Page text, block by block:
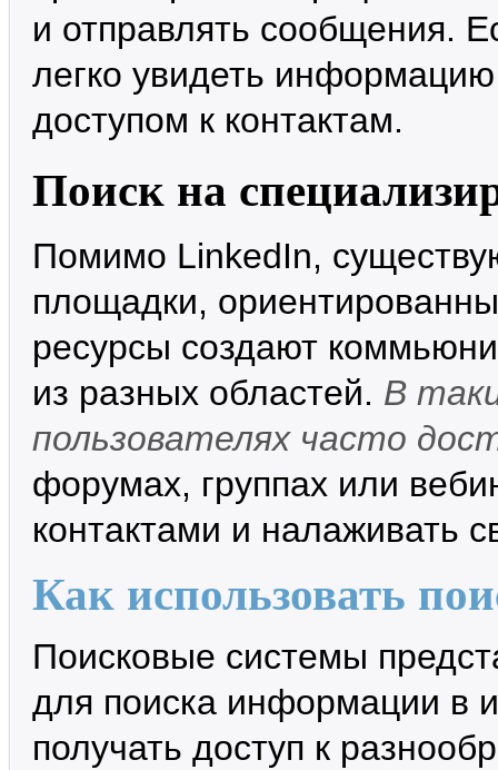
и отправлять сообщения.
легко увидеть
доступом к контактам.
Поиск на
Помимо LinkedIn,
площадки,
ресурсы создают
из разных областей. В
пользователях часто
форумах, группах или
контактами и налаживать
Как использовать
Поисковые системы
для поиска информации в
получать доступ к